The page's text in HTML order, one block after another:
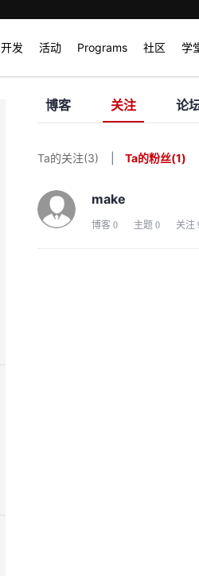
开发 活动 Programs 社区 学
博客 关注 论
Ta的关注(3) Ta的粉丝(1)
make
博客 0 主题 0 关注